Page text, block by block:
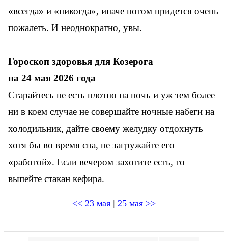
«всегда» и «никогда», иначе потом придется очень
пожалеть. И неоднократно, увы.
Гороскоп здоровья для Козерога
на 24 мая 2026 года
Старайтесь не есть плотно на ночь и уж тем более
ни в коем случае не совершайте ночные набеги на
холодильник, дайте своему желудку отдохнуть
хотя бы во время сна, не загружайте его
«работой». Если вечером захотите есть, то
выпейте стакан кефира.
<< 23 мая | 25 мая >>